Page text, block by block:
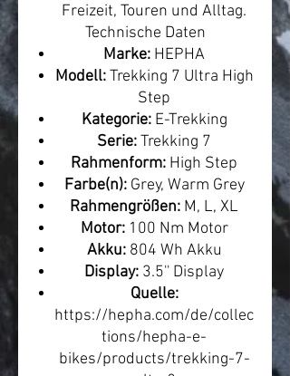
Freizeit, Touren und Alltag.
Technische Daten
Marke: HEPHA
Modell:Trekking 7 Ultra High
Step
Kategorie:E-Trekking
Serie:Trekking 7
Rahmenform: High Step
Farbe(n):Grey, Warm Grey
Rahmengrößen: M, L, XL
Motor:100 Nm Motor
Akku:804 Wh Akku
Display: 3.5'' Display
Quelle:
https://hepha.com/de/collec
tions/hepha-e-
bikes/products/trekking-7-